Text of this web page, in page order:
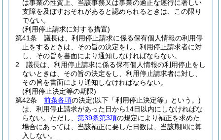
は事業の性質上、当該事務又は事業の適正な遂行に著しい
支障を及ぼすおそれがあると認められるときは、この限り
でない。
(利用停止請求に対する措置)
第41条
議長は、利用停止請求に係る保有個人情報の利用停
止をするときは、その旨の決定をし、利用停止請求者に対
し、その旨を書面により通知しなければならない。
2
議長は、利用停止請求に係る保有個人情報の利用停止をし
ないときは、その旨の決定をし、利用停止請求者に対し、
その旨を書面により通知しなければならない。
(利用停止決定等の期限)
第42条
前条各項の決定(以下「利用停止決定等」という。)
は、利用停止請求があった日から14日以内にしなければな
らない。 ただし、 第39条第3項の規定により補正を求めた
場合にあっては、当該補正に要した日数は、当該期間に算
入しない。